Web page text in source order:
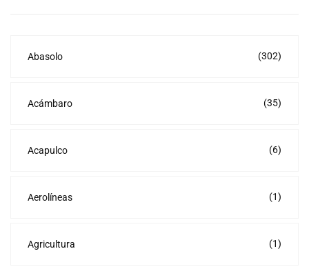
Abasolo (302)
Acámbaro (35)
Acapulco (6)
Aerolíneas (1)
Agricultura (1)